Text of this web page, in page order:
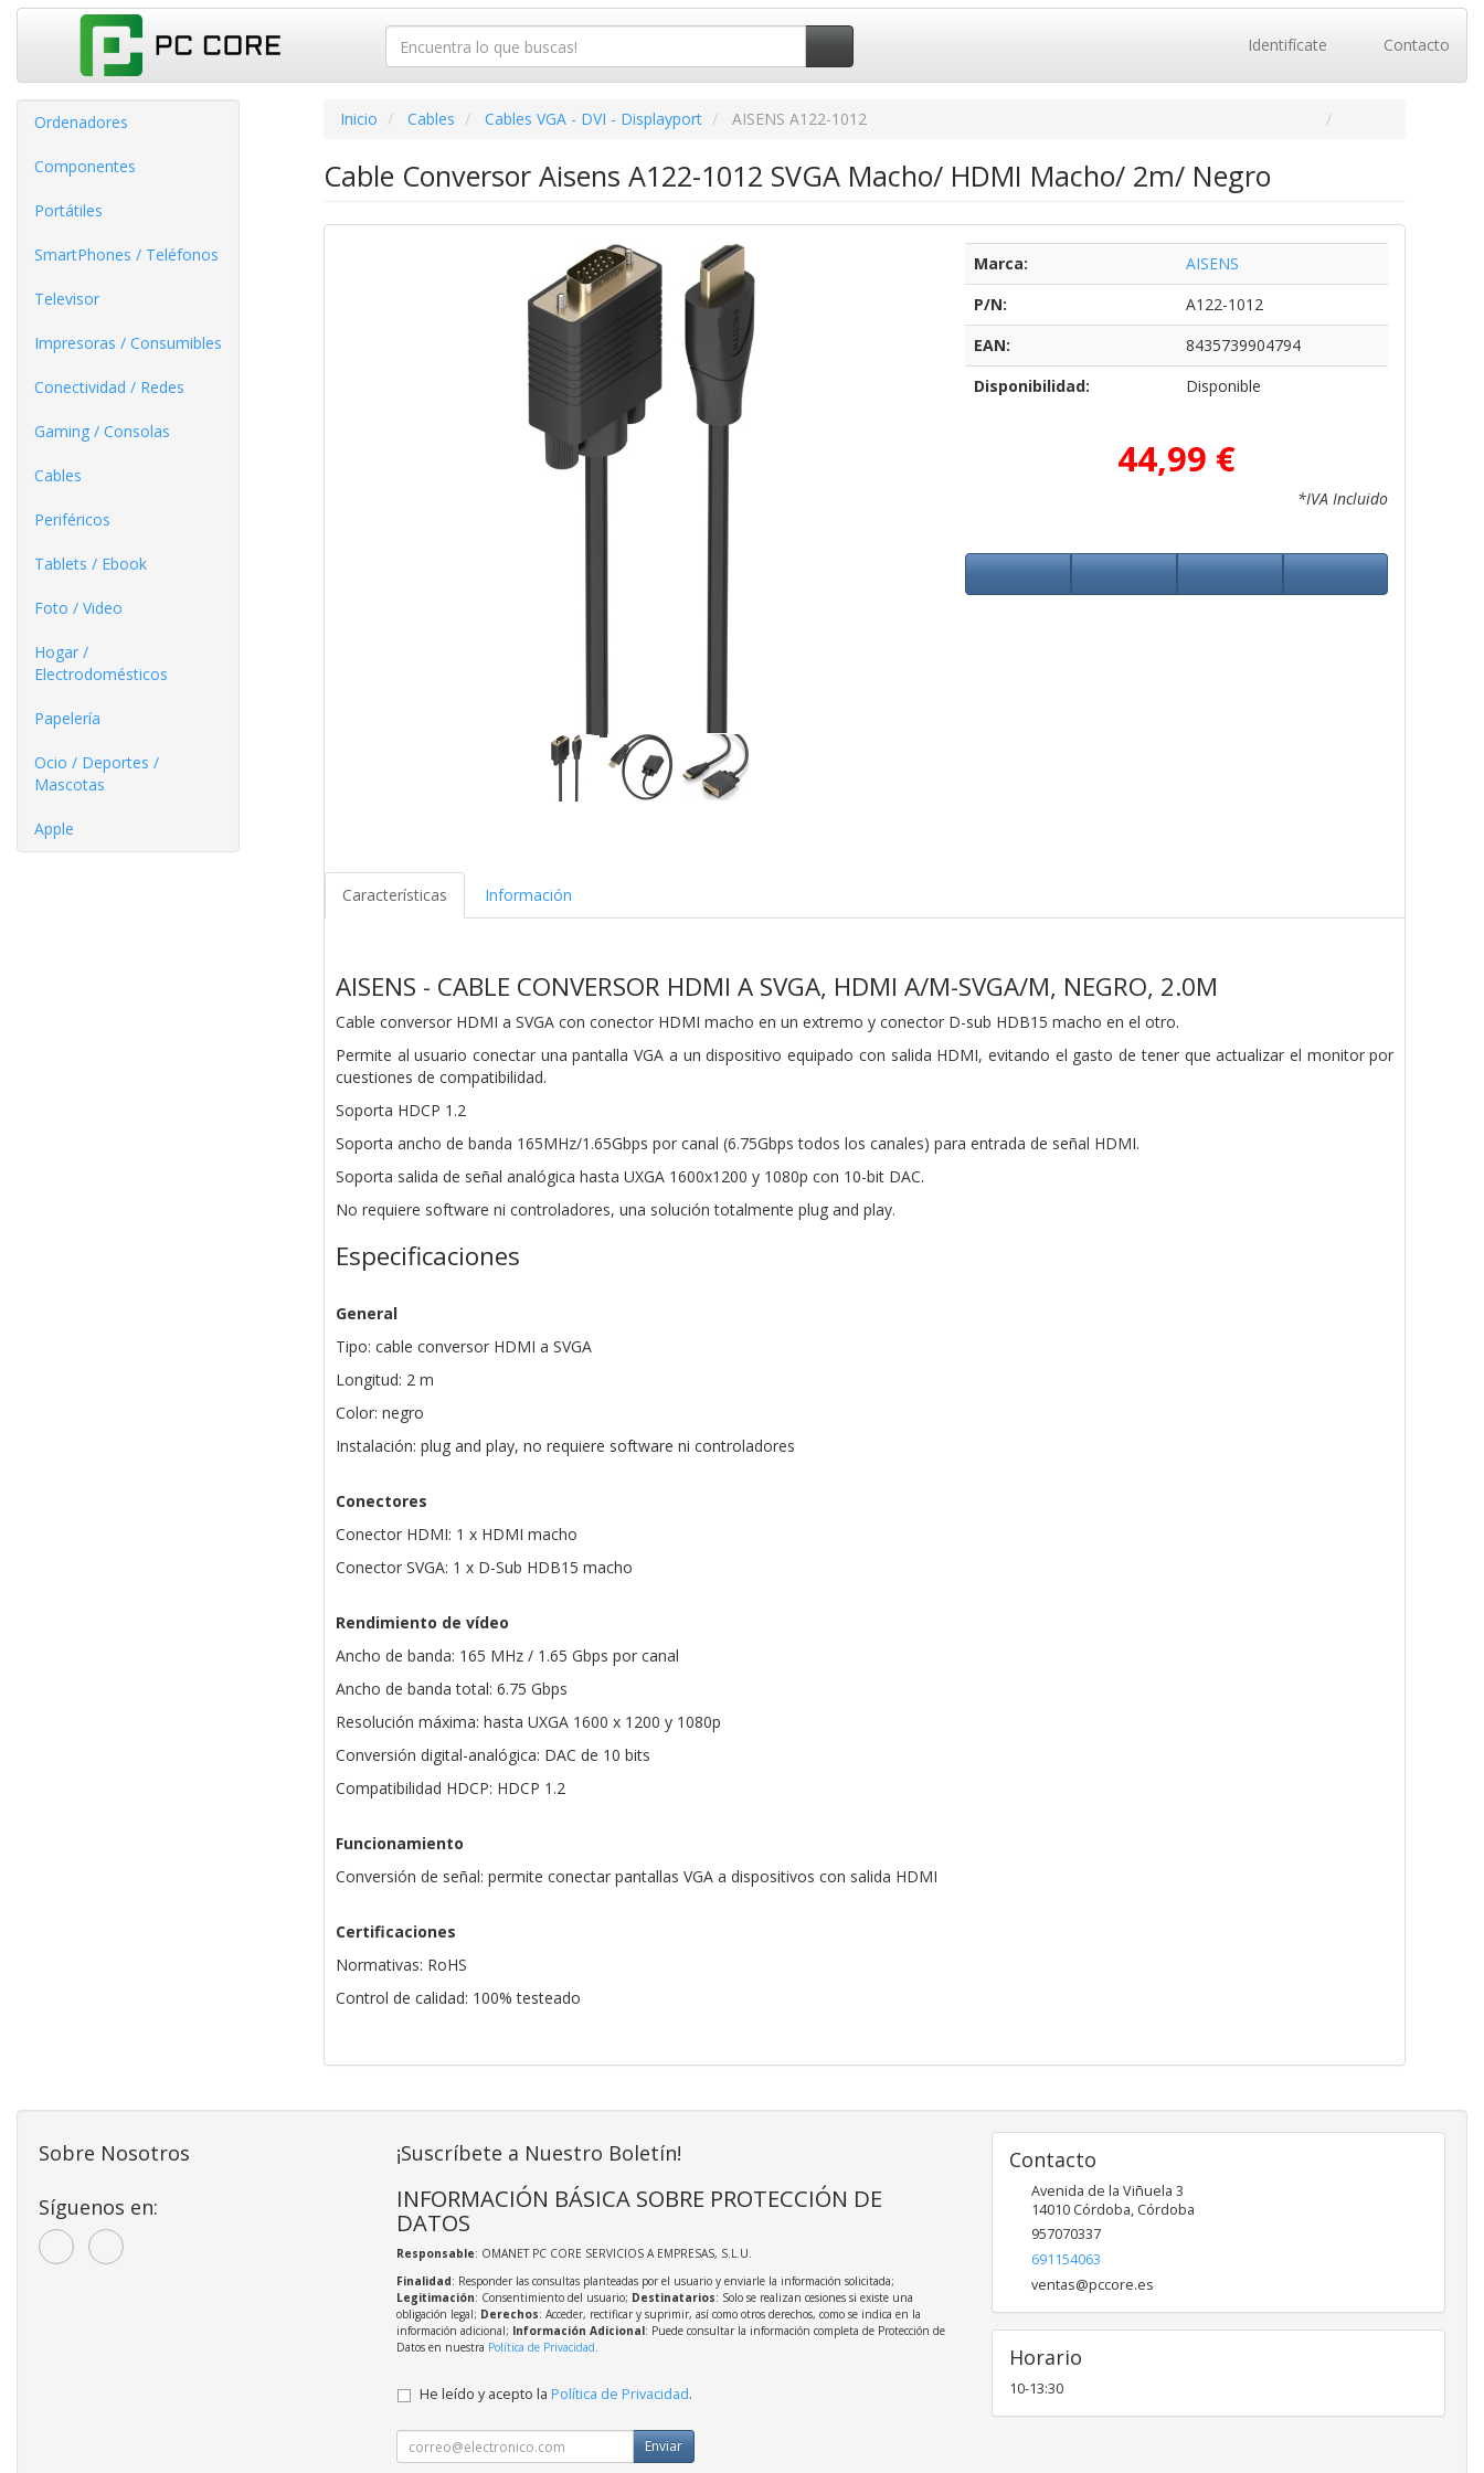
Identifícate Contacto
Ordenadores
Componentes
Portátiles
SmartPhones / Teléfonos
Televisor
Impresoras / Consumibles
Conectividad / Redes
Gaming / Consolas
Cables
Periféricos
Tablets / Ebook
Foto / Video
Hogar /
Electrodomésticos
Papelería
Ocio / Deportes /
Mascotas
Apple
Inicio Cables Cables VGA - DVI - Displayport AISENS A122-1012
Cable Conversor Aisens A122-1012 SVGA Macho/ HDMI Macho/ 2m/ Negro
Marca:
AISENS
P/N:
A122-1012
EAN:
8435739904794
Disponibilidad:
Disponible
44,99 €
*IVA Incluido
Características Información
AISENS - CABLE CONVERSOR HDMI A SVGA, HDMI A/M-SVGA/M, NEGRO, 2.0M
Cable conversor HDMI a SVGA con conector HDMI macho en un extremo y conector D-sub HDB15 macho en el otro.
Permite al usuario conectar una pantalla VGA a un dispositivo equipado con salida HDMI, evitando el gasto de tener que actualizar el monitor por
cuestiones de compatibilidad.
Soporta HDCP 1.2
Soporta ancho de banda 165MHz/1.65Gbps por canal (6.75Gbps todos los canales) para entrada de señal HDMI.
Soporta salida de señal analógica hasta UXGA 1600x1200 y 1080p con 10-bit DAC.
No requiere software ni controladores, una solución totalmente plug and play.
Especificaciones
General
Tipo: cable conversor HDMI a SVGA
Longitud: 2 m
Color: negro
Instalación: plug and play, no requiere software ni controladores
Conectores
Conector HDMI: 1 x HDMI macho
Conector SVGA: 1 x D-Sub HDB15 macho
Rendimiento de vídeo
Ancho de banda: 165 MHz / 1.65 Gbps por canal
Ancho de banda total: 6.75 Gbps
Resolución máxima: hasta UXGA 1600 x 1200 y 1080p
Conversión digital-analógica: DAC de 10 bits
Compatibilidad HDCP: HDCP 1.2
Funcionamiento
Conversión de señal: permite conectar pantallas VGA a dispositivos con salida HDMI
Certificaciones
Normativas: RoHS
Control de calidad: 100% testeado
Sobre Nosotros
Síguenos en:
¡Suscríbete a Nuestro Boletín!
INFORMACIÓN BÁSICA SOBRE PROTECCIÓN DE
DATOS
Responsable: OMANET PC CORE SERVICIOS A EMPRESAS, S.L.U.
Finalidad: Responder las consultas planteadas por el usuario y enviarle la información solicitada;
Legitimación: Consentimiento del usuario; Destinatarios: Solo se realizan cesiones si existe una
obligación legal; Derechos: Acceder, rectificar y suprimir, así como otros derechos, como se indica en la
información adicional; Información Adicional: Puede consultar la información completa de Protección de
Datos en nuestra Política de Privacidad.
He leído y acepto la Política de Privacidad.
Enviar
Contacto
Avenida de la Viñuela 3
14010 Córdoba, Córdoba
957070337
691154063
ventas@pccore.es
Horario
10-13:30